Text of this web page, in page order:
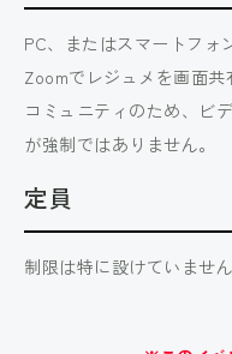
PC、またはスマートフォ
Zoomでレジュメを画面共
コミュニティのため、ビ
が強制ではありません。
定員
制限は特に設けていません